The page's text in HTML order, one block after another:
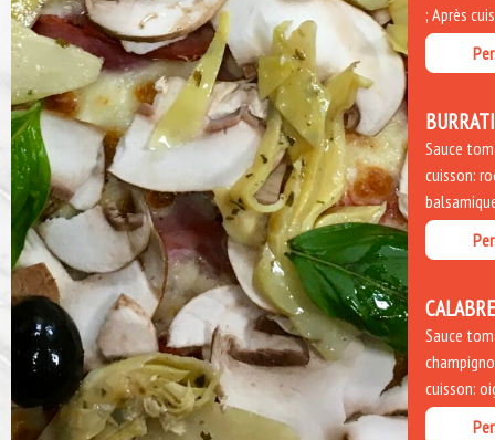
; Après
Sauce
cuisson:
Sauce
cuisson: